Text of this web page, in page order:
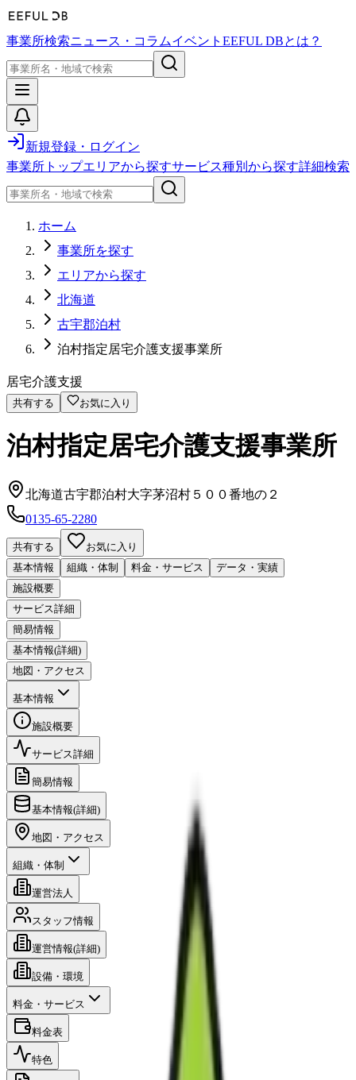
事業所検索ニュース・コラムイベント EEFUL DBとは？
新規登録・ログイン
事業所トップエリアから探すサービス種別から探す詳細検索
ホーム
事業所を探す
エリアから探す
北海道
古宇郡泊村
泊村指定居宅介護支援事業所
居宅介護支援
共有する お気に入り
泊村指定居宅介護支援事業所
北海道古宇郡泊村大字茅沼村５００番地の２
0135-65-2280
共有する
お気に入り
基本情報
組織・体制 料金・サービス
データ・実績
施設概要
サービス詳細
簡易情報
基本情報(詳細)
地図・アクセス
基本情報
施設概要
サービス詳細
簡易情報
基本情報(詳細)
地図・アクセス
組織・体制
運営法人
スタッフ情報
運営情報(詳細)
設備・環境
料金・サービス
料金表
特色